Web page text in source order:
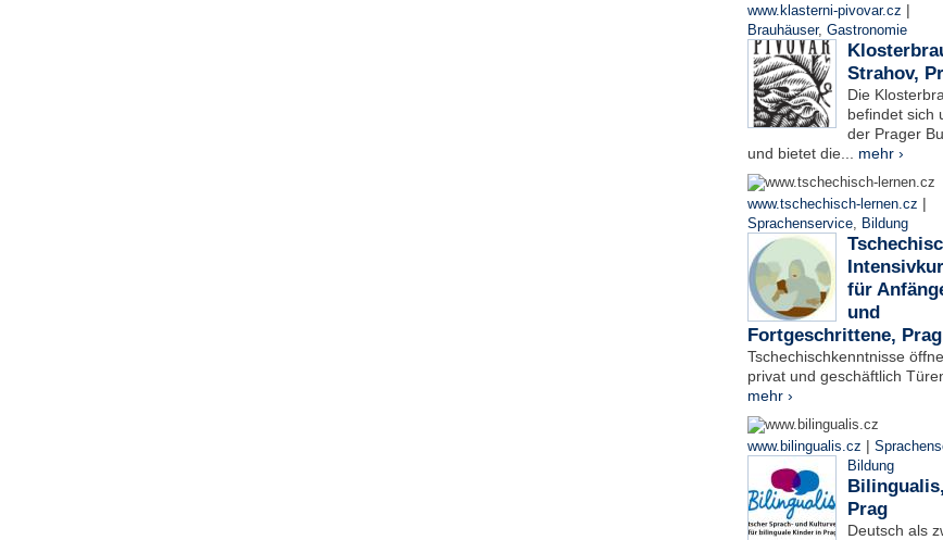
www.klasterni-pivovar.cz |
Brauhäuser, Gastronomie
Strahov,
Die
befindet sich
der Prager
und bietet die... mehr ›
www.tschechisch-lernen.cz |
Sprachenservice, Bildung
für
und
Fortgeschrittene, Prag
Tschechischkenntnisse
privat und geschäftlich
mehr ›
www.bilingualis.cz |
Bildung
Bilingualis,
Prag
Deutsch als